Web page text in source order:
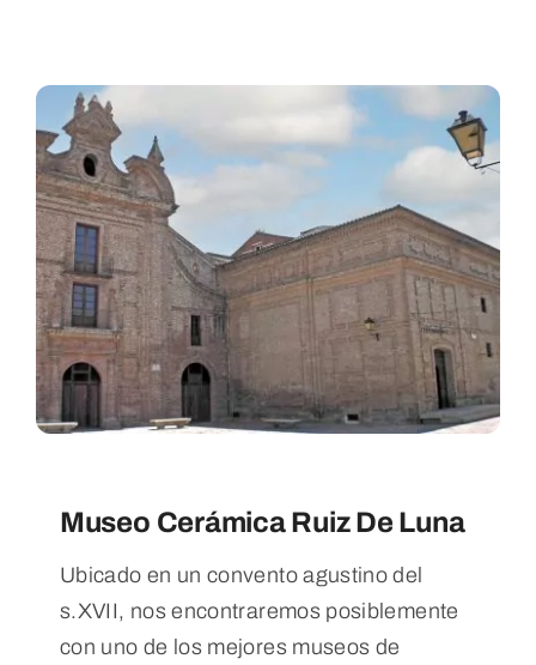
Museo Cerámica Ruiz De Luna
Ubicado en un convento agustino del
s.XVII, nos encontraremos posiblemente
con uno de los mejores museos de